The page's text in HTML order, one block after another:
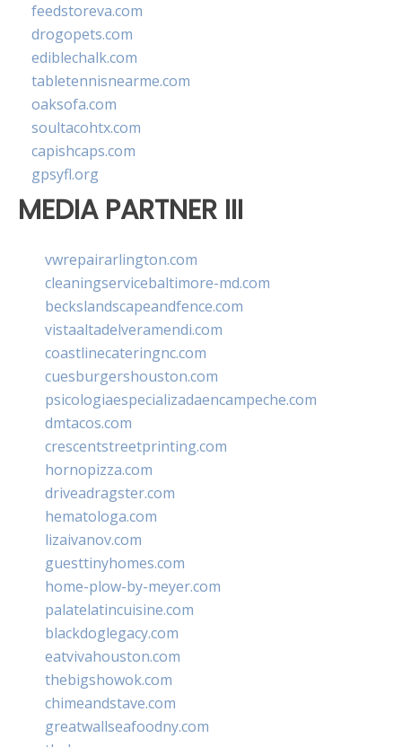
feedstoreva.com
drogopets.com
ediblechalk.com
tabletennisnearme.com
oaksofa.com
soultacohtx.com
capishcaps.com
gpsyfl.org
MEDIA PARTNER III
vwrepairarlington.com
cleaningservicebaltimore-md.com
beckslandscapeandfence.com
vistaaltadelveramendi.com
coastlinecateringnc.com
cuesburgershouston.com
psicologiaespecializadaencampeche.com
dmtacos.com
crescentstreetprinting.com
hornopizza.com
driveadragster.com
hematologa.com
lizaivanov.com
guesttinyhomes.com
home-plow-by-meyer.com
palatelatincuisine.com
blackdoglegacy.com
eatvivahouston.com
thebigshowok.com
chimeandstave.com
greatwallseafoodny.com